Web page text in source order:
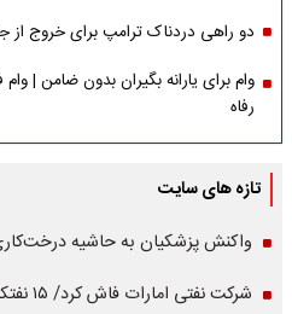
دو راهی دردناک ترامپ برای خروج از
رفاه
تازه های سایت
واکنش پزشکیان به حاشیه
شرکت نفتی امارات فاش کرد/ ۱۵ نفتکش‌مان منفجر شد